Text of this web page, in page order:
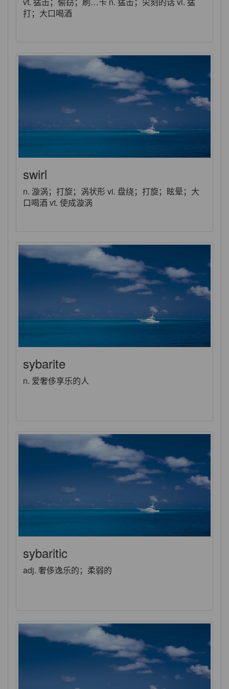
打；大口喝酒
swirl
n. 漩涡；打旋；涡状形 vi. 盘绕；打旋；眩晕；大
口喝酒 vt. 使成漩涡
sybarite
n. 爱奢侈享乐的人
sybaritic
adj. 奢侈逸乐的；柔弱的